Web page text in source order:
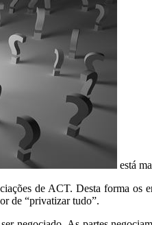
está
de ACT. Desta forma
de “privatizar tudo”.